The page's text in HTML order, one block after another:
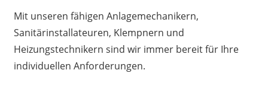
Mit unseren fähigen Anlagemechanikern,
Sanitärinstallateuren, Klempnern und
Heizungstechnikern sind wir immer bereit für Ihre
individuellen Anforderungen.